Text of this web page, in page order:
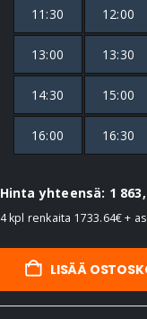
11:30 12:00
13:00 13:30
14:30 15:00
16:00 16:30
Hinta yhteensä: 1
4 kpl renkaita 1733.64€+
LISÄÄ